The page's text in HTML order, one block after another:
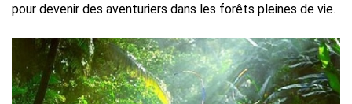
pour devenir des aventuriers dans les forêts pleines de vie.